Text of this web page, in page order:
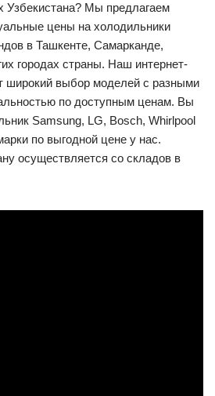
Узбекистана? Мы предлагаем
цены на холодильники
в Ташкенте, Самарканде,
городах страны. Наш интернет-
широкий выбор моделей с разными
по доступным ценам. Вы
Samsung, LG, Bosch, Whirlpool
по выгодной цене у нас.
осуществляется со складов в